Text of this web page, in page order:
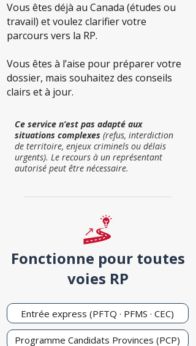
Vous êtes déjà au Canada (études ou
travail) et voulez clarifier votre
parcours vers la RP.
Vous êtes à l’aise pour préparer votre
dossier, mais souhaitez des conseils
clairs et à jour.
Ce service n’est pas adapté aux
situations complexes (refus, interdiction
de territoire, enjeux criminels ou délais
urgents). Le recours à un représentant
autorisé peut être nécessaire.
Fonctionne pour toutes
voies RP
Entrée express (PFTQ · PFMS · CEC)
Programme Candidats Provinces (PCP)